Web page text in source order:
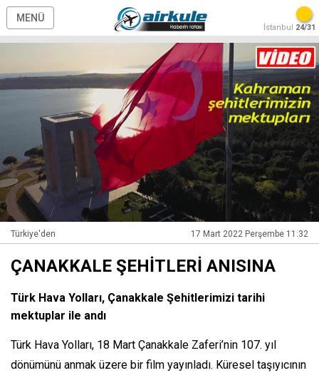
MENÜ
İstanbul 24/31
Türkiye'den 17 Mart 2022 Perşembe 11:32
ÇANAKKALE ŞEHİTLERİ ANISINA
Türk Hava Yolları, Çanakkale Şehitlerimizi tarihi
mektuplar ile andı
Türk Hava Yolları, 18 Mart Çanakkale Zaferi’nin 107. yıl
dönümünü anmak üzere bir film yayınladı. Küresel taşıyıcının